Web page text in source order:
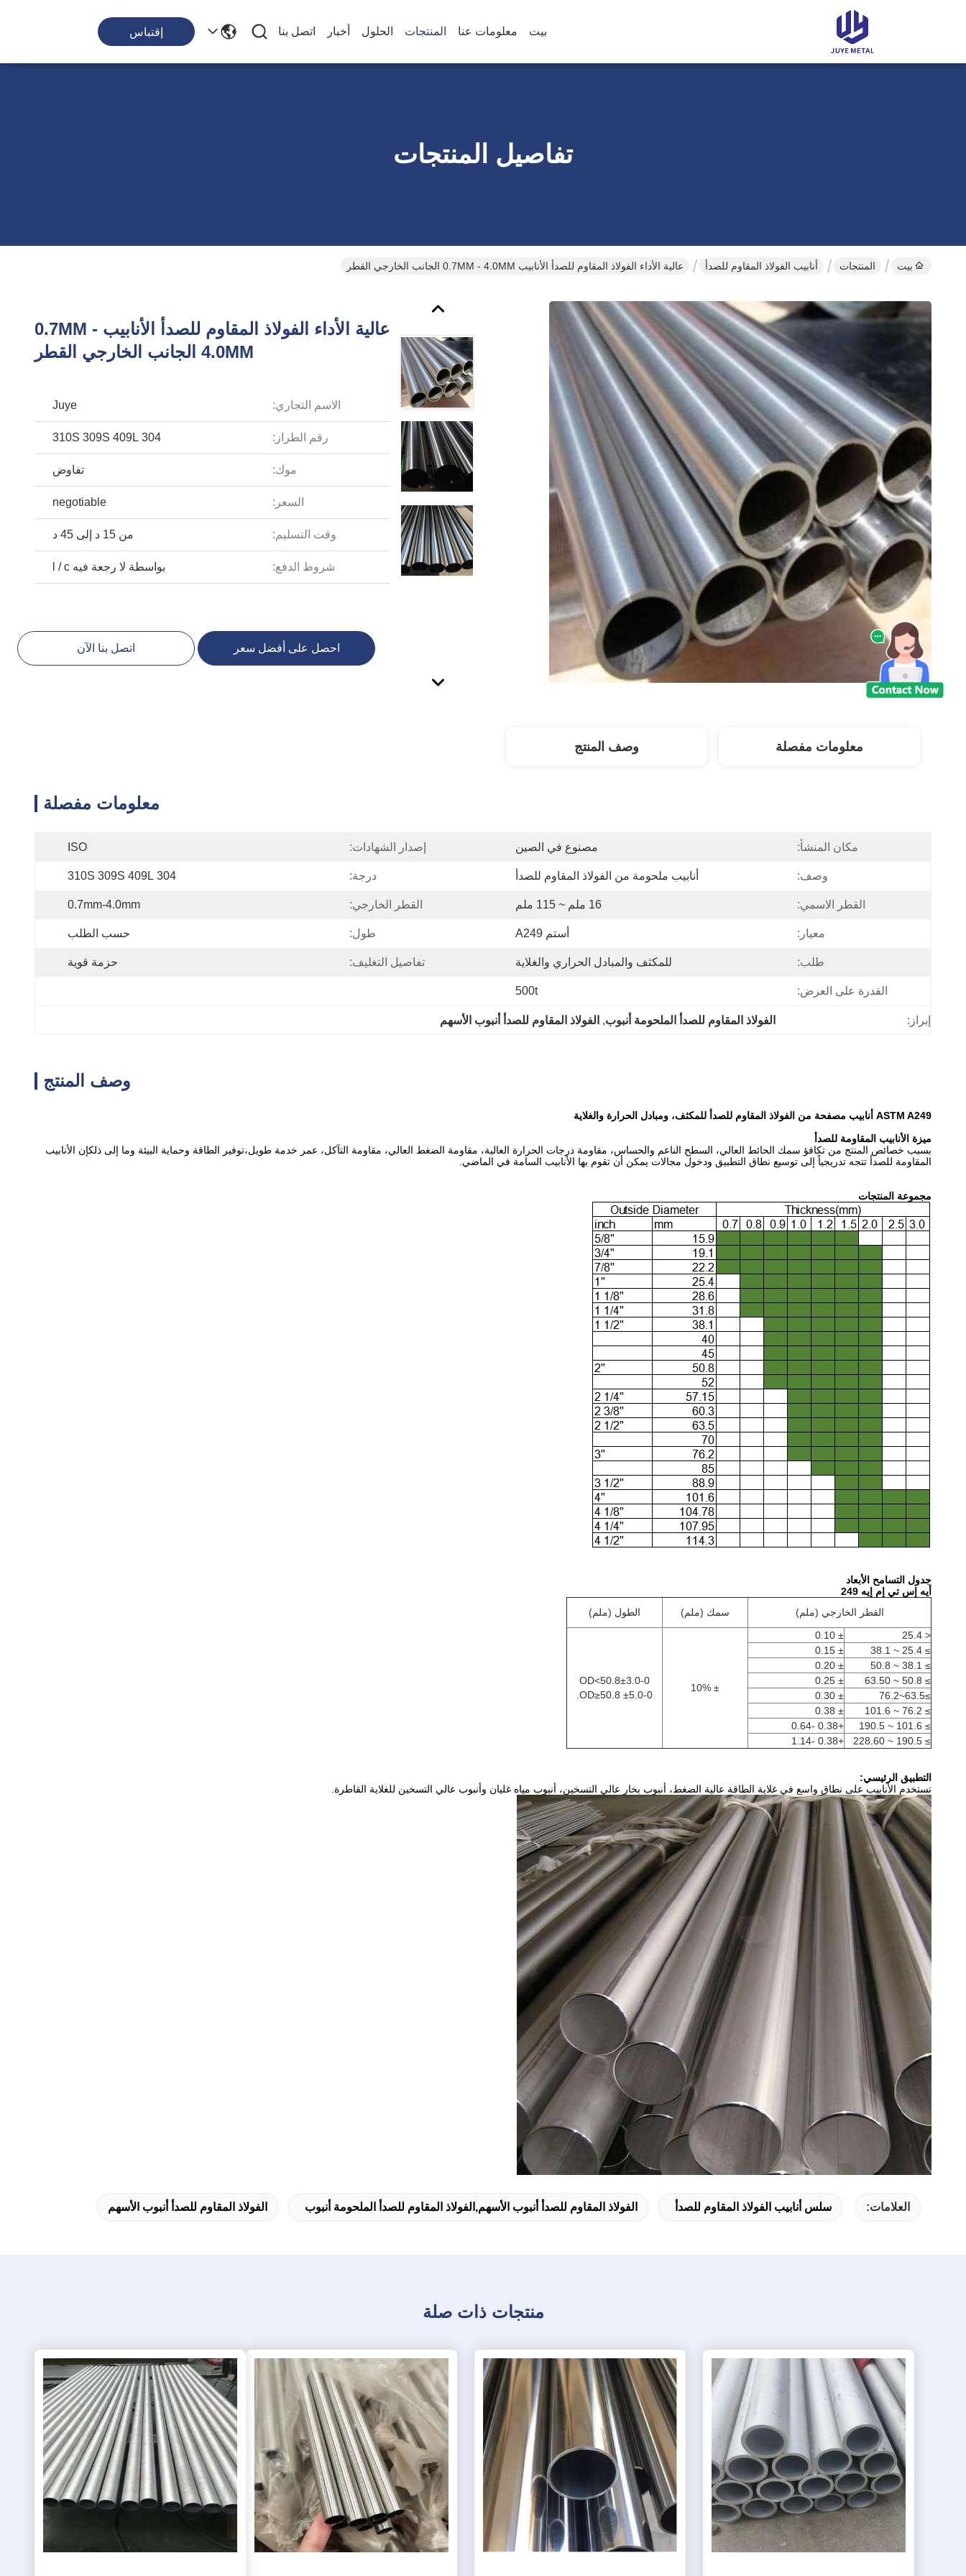
بيت معلومات عنا المنتجات الحلول أخبار اتصل بنا إقتباس
تفاصيل المنتجات
بيت المنتجات أنابيب الفولاذ المقاوم للصدأ عالية الأداء الفولاذ المقاوم للصدأ الأنابيب 0.7MM - 4.0MM الجانب الخارجي القطر
عالية الأداء الفولاذ المقاوم للصدأ الأنابيب 0.7MM -
4.0MM الجانب الخارجي القطر
الاسم التجاري: Juye
رقم الطراز: 304 310S 309S 409L
موك: تفاوض
السعر: negotiable
وقت التسليم: من 15 د إلى 45 د
شروط الدفع: بواسطة لا رجعة فيه l / c
احصل على أفضل سعر اتصل بنا الآن
معلومات مفصلة وصف المنتج
معلومات مفصلة
مكان المنشأ: مصنوع في الصين إصدار الشهادات: ISO
وصف: أنابيب ملحومة من الفولاذ المقاوم للصدأ درجة: 304 310S 309S 409L
القطر الاسمي: 16 ملم ~ 115 ملم القطر الخارجي: 0.7mm-4.0mm
معيار: أستم A249 طول: حسب الطلب
طلب: للمكثف والمبادل الحراري والغلاية تفاصيل التغليف: حزمة قوية
القدرة على العرض: 500t
إبراز: الفولاذ المقاوم للصدأ الملحومة أنبوب, الفولاذ المقاوم للصدأ أنبوب الأسهم
وصف المنتج
ASTM A249 أنابيب مصفحة من الفولاذ المقاوم للصدأ للمكثف، ومبادل الحرارة والغلاية
ميزة الأنابيب المقاومة للصدأ
بسبب خصائص المنتج من تكافؤ سمك الحائط العالي، السطح الناعم والحساس، مقاومة درجات الحرارة العالية، مقاومة الضغط العالي، مقاومة التآكل، عمر خدمة طويل،توفير الطاقة وحماية البيئة وما إلى ذلكإن الأنابيب
المقاومة للصدأ تتجه تدريجياً إلى توسيع نطاق التطبيق ودخول مجالات يمكن أن تقوم بها الأنابيب السامة في الماضي.
مجموعة المنتجات
جدول التسامح الأبعاد
أيه إس تي إم إيه 249
القطر الخارجي (ملم)
سمك (ملم)
الطول (ملم)
< 25.4
± 0.10
± 10%
OD<50.8±3.0-0
OD≥50.8 ±5.0-0.
≥ 25.4 ~ 38.1
± 0.15
≥ 38.1 ~ 50.8
± 0.20
≥ 50.8 ~ 63.50
± 0.25
≥63.5~76.2
± 0.30
≥ 76.2 ~ 101.6
± 0.38
≥ 101.6 ~ 190.5
+0.38 -0.64
≥ 190.5 ~ 228.60
+0.38 -1.14
التطبيق الرئيسي:
تستخدم الأنابيب على نطاق واسع في غلاية الطاقة عالية الضغط، أنبوب بخار عالي التسخين، أنبوب مياه غليان وأنبوب عالي التسخين للغلاية القاطرة.
العلامات: سلس أنابيب الفولاذ المقاوم للصدأ الفولاذ المقاوم للصدأ أنبوب الأسهم,الفولاذ المقاوم للصدأ الملحومة أنبوب الفولاذ المقاوم للصدأ أنبوب الأسهم
منتجات ذات صلة